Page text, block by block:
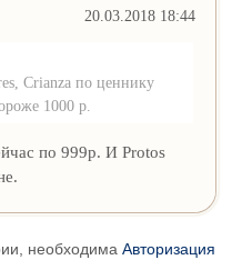
20.03.2018 18:44
Crianza по ценнику
1000 р.
по 999р. И Protos
необходима Авторизация